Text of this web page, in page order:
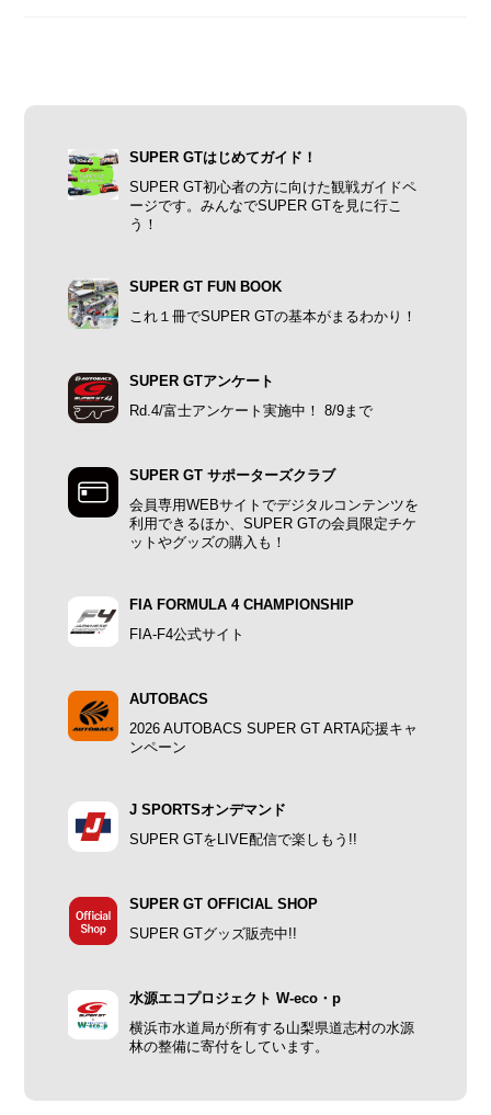
SUPER GTはじめてガイド！
SUPER GT初心者の方に向けた観戦ガイドペ
ージです。みんなでSUPER GTを見に行こ
う！
SUPER GT FUN BOOK
これ１冊でSUPER GTの基本がまるわかり！
SUPER GTアンケート
Rd.4/富士アンケート実施中！ 8/9まで
SUPER GT サポーターズクラブ
会員専用WEBサイトでデジタルコンテンツを
利用できるほか、SUPER GTの会員限定チケ
ットやグッズの購入も！
FIA FORMULA 4 CHAMPIONSHIP
FIA-F4公式サイト
AUTOBACS
2026 AUTOBACS SUPER GT ARTA応援キャ
ンペーン
J SPORTSオンデマンド
SUPER GTをLIVE配信で楽しもう!!
SUPER GT OFFICIAL SHOP
SUPER GTグッズ販売中!!
水源エコプロジェクト W-eco・p
横浜市水道局が所有する山梨県道志村の水源
林の整備に寄付をしています。